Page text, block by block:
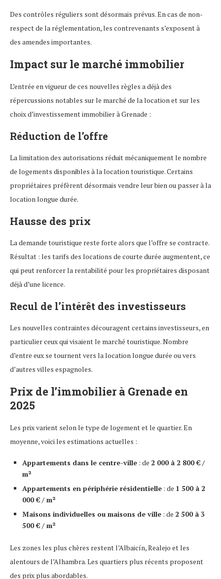
Des contrôles réguliers sont désormais prévus. En cas de non-
respect de la réglementation, les contrevenants s’exposent à
des amendes importantes.
Impact sur le marché immobilier
L’entrée en vigueur de ces nouvelles règles a déjà des
répercussions notables sur le marché de la location et sur les
choix d’investissement immobilier à Grenade :
Réduction de l’offre
La limitation des autorisations réduit mécaniquement le nombre
de logements disponibles à la location touristique. Certains
propriétaires préfèrent désormais vendre leur bien ou passer à la
location longue durée.
Hausse des prix
La demande touristique reste forte alors que l’offre se contracte.
Résultat : les tarifs des locations de courte durée augmentent, ce
qui peut renforcer la rentabilité pour les propriétaires disposant
déjà d’une licence.
Recul de l’intérêt des investisseurs
Les nouvelles contraintes découragent certains investisseurs, en
particulier ceux qui visaient le marché touristique. Nombre
d’entre eux se tournent vers la location longue durée ou vers
d’autres villes espagnoles.
Prix de l’immobilier à Grenade en
2025
Les prix varient selon le type de logement et le quartier. En
moyenne, voici les estimations actuelles :
Appartements dans le centre-ville : de 2 000 à 2 800 € /
m²
Appartements en périphérie résidentielle : de 1 500 à 2
000 € / m²
Maisons individuelles ou maisons de ville : de 2 500 à 3
500 € / m²
Les zones les plus chères restent l’Albaicín, Realejo et les
alentours de l’Alhambra. Les quartiers plus récents proposent
des prix plus abordables.